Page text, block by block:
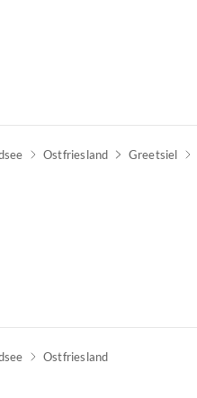
Ostfriesland Greetsiel
Ostfriesland